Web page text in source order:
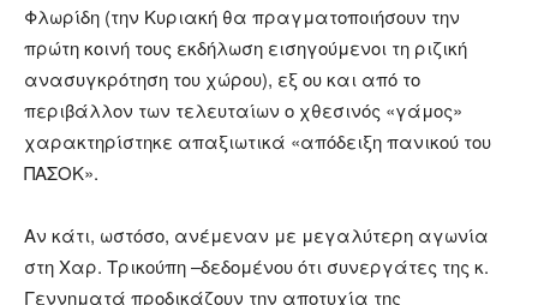
Φλωρίδη (την Κυριακή θα πραγματοποιήσουν την
πρώτη κοινή τους εκδήλωση εισηγούμενοι τη ριζική
ανασυγκρότηση του χώρου), εξ ου και από το
περιβάλλον των τελευταίων ο χθεσινός «γάμος»
χαρακτηρίστηκε απαξιωτικά «απόδειξη πανικού του
ΠΑΣΟΚ».
Αν κάτι, ωστόσο, ανέμεναν με μεγαλύτερη αγωνία
στη Χαρ. Τρικούπη –δεδομένου ότι συνεργάτες της κ.
Γεννηματά προδικάζουν την αποτυχία της